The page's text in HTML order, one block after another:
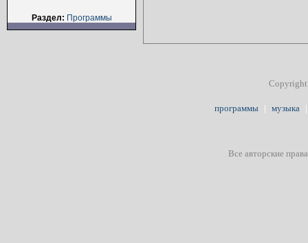
Раздел: Программы
программы | музыка |
Все авторские